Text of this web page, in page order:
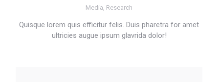
Media Research
Quisque lorem quis efficitur felis. Duis pharetra for amet
ultricies augue ipsum glavrida dolor!